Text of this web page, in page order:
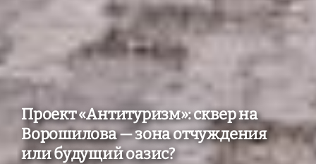
Проект «Антитуризм»: сквер на
Ворошилова — зона отчуждения
или будущий оазис?